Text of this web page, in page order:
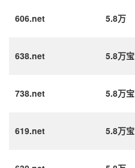
606.net 5.8万
638.net 5.8万宝
738.net 5.8万宝
619.net 5.8万宝